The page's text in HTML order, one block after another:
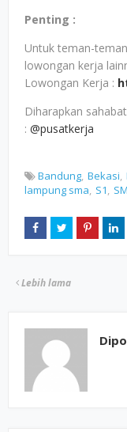
Penting :
Untuk teman-
lowongan kerja
Lowongan Kerja :
Diharapkan
: @pusatkerja
Bandung Bekasi
lampung sma S1
Lebih lama